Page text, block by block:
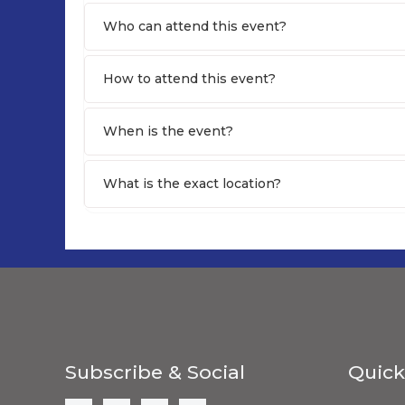
Who can attend this event?
How to attend this event?
When is the event?
What is the exact location?
Subscribe & Social